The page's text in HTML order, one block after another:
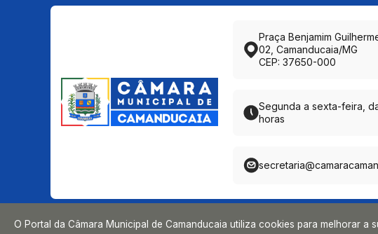
Praça Benjamim
02, Camanducaia/MG
CEP: 37650-000
Segunda a sexta-feira,
horas
O Portal da Câmara Municipal de Camanducaia utiliza cookies para melhorar a